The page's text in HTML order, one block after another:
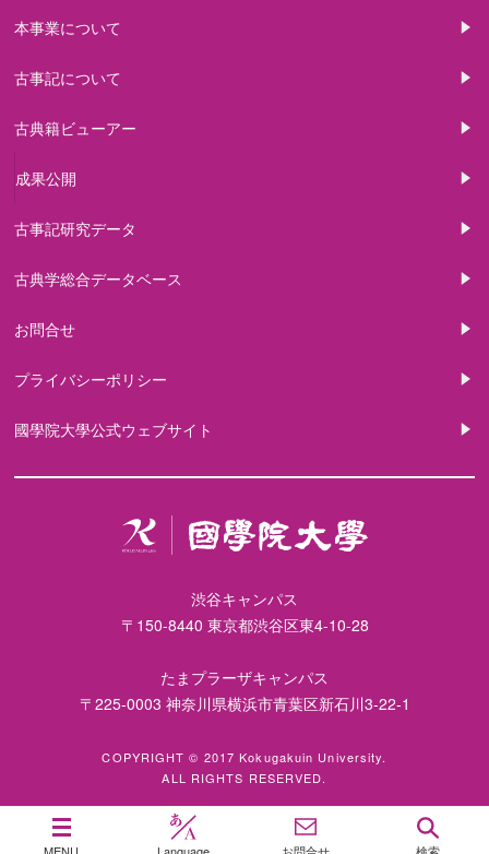
本事業について
古事記について
古典籍ビューアー
成果公開
古事記研究データ
古典学総合データベース
お問合せ
プライバシーポリシー
國學院大學公式ウェブサイト
渋谷キャンパス
〒150-8440 東京都渋谷区東4-10-28
たまプラーザキャンパス
〒225-0003 神奈川県横浜市青葉区新石川3-22-1
COPYRIGHT © 2017 Kokugakuin University.
ALL RIGHTS RESERVED.